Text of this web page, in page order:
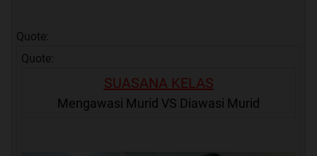
Quote:
Quote:
SUASANA KELAS
Mengawasi Murid VS Diawasi Murid